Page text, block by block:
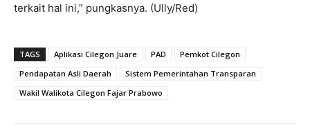
terkait hal ini,” pungkasnya. (Ully/Red)
TAGS Aplikasi Cilegon Juare PAD
Pemkot Cilegon
Pendapatan Asli Daerah
Sistem Pemerintahan Transparan
Wakil Walikota Cilegon Fajar Prabowo